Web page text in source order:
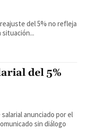
del 5% no refleja
del 5%
anunciado por el
sin diálogo